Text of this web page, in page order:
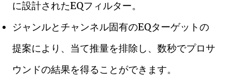
に設計されたEQフィルター。
ジャンルとチャンネル固有のEQターゲットの
提案により、当て推量を排除し、数秒でプロサ
ウンドの結果を得ることができます。